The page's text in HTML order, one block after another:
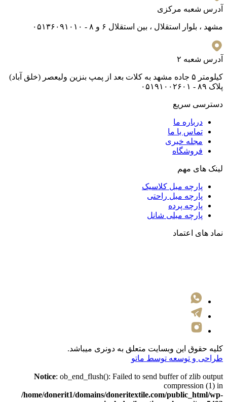
آدرس شعبه مرکزی
مشهد ، بلوار استقلال ، بین استقلال ۶ و ۸ - ۰۵۱۳۶۰۹۱۰۱۰
آدرس شعبه ۲
کیلومتر ۵ جاده مشهد به کلات بعد از پمپ بنزین ولیعصر (خلق آباد)
پلاک ۸۹ - ۰۵۱۹۱۰۰۲۶۰۱
دسترسی سریع
درباره ما
تماس با ما
مجله خبری
فروشگاه
لینک های مهم
پارچه مبل کلاسیک
پارچه مبل راحتی
پارچه پرده
پارچه مبلی شانل
نماد های اعتماد
کلیه حقوق این وبسایت متعلق به دونری میباشد.
طراحی و توسعه توسط ماتو
Notice: ob_end_flush(): Failed to send buffer of zlib output
compression (1) in
/home/donerit1/domains/doneritextile.com/public_html/wp-